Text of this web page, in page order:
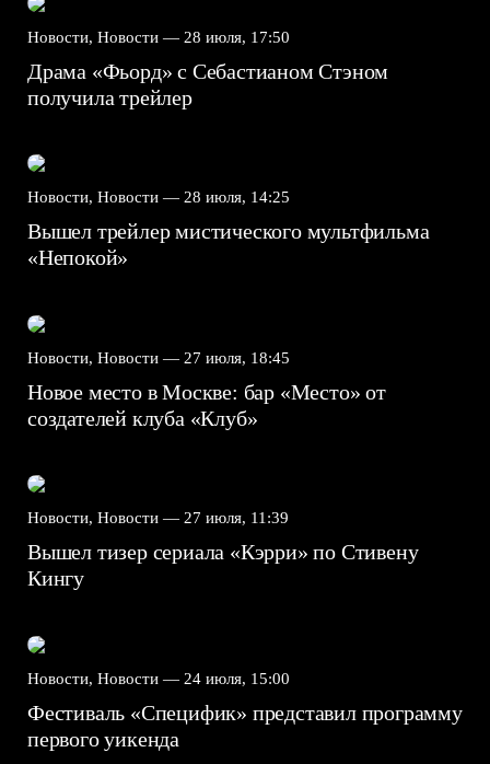
Новости, Новости — 28 июля, 17:50
Драма «Фьорд» с Себастианом Стэном
получила трейлер
Новости, Новости — 28 июля, 14:25
Вышел трейлер мистического мультфильма
«Непокой»
Новости, Новости — 27 июля, 18:45
Новое место в Москве: бар «Место» от
создателей клуба «Клуб»
Новости, Новости — 27 июля, 11:39
Вышел тизер сериала «Кэрри» по Стивену
Кингу
Новости, Новости — 24 июля, 15:00
Фестиваль «Специфик» представил программу
первого уикенда